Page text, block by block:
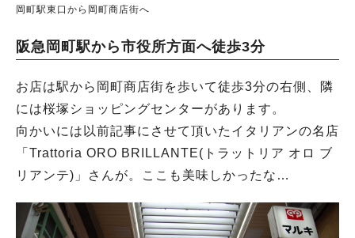
岡町駅東口から岡町商店街へ
阪急岡町駅から市役所方面へ徒歩3分
お店は駅から岡町商店街を歩いて徒歩3分の右側、隣
には桜塚ショッピングセンターがあります。
向かいには以前記事にさせて頂いたイタリアンの名店
「Trattoria ORO BRILLANTE(トラットリア オロ ブ
リアンテ)」さんが。ここも美味しかったな…